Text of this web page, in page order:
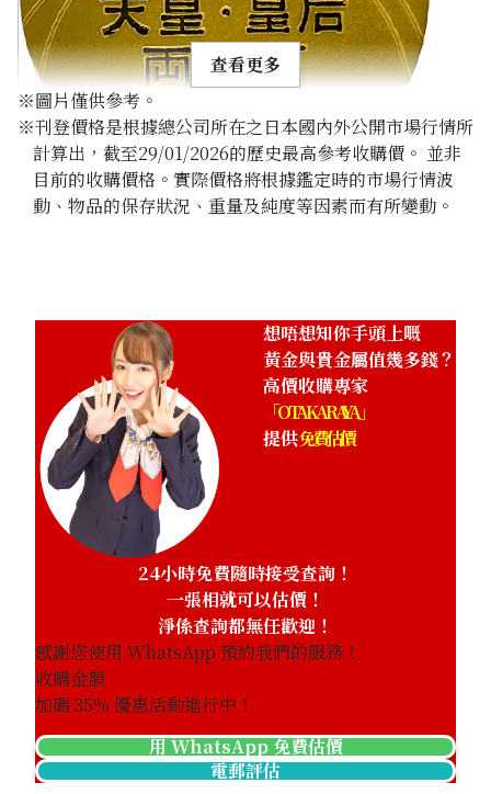
24K Gold (K24) Golden Wedding Commemorative
HKD 36,137.66
查看更多
※圖片僅供參考。
※刊登價格是根據總公司所在之日本國內外公開市場行情所
計算出，截至29/01/2026的歷史最高參考收購價。 並非
目前的收購價格。實際價格將根據鑑定時的市場行情波
動、物品的保存狀況、重量及純度等因素而有所變動。
想唔想知你手頭上嘅
黃金與貴金屬值幾多錢？
高價收購專家
「OTAKARAYA」
提供免費估價
24小時免費隨時接受查詢！
一張相就可以估價！
淨係查詢都無任歡迎！
感謝您使用 WhatsApp 預約我們的服務！
收購金額
加碼35% 優惠活動進行中！
用 WhatsApp 免費估價
電郵評估